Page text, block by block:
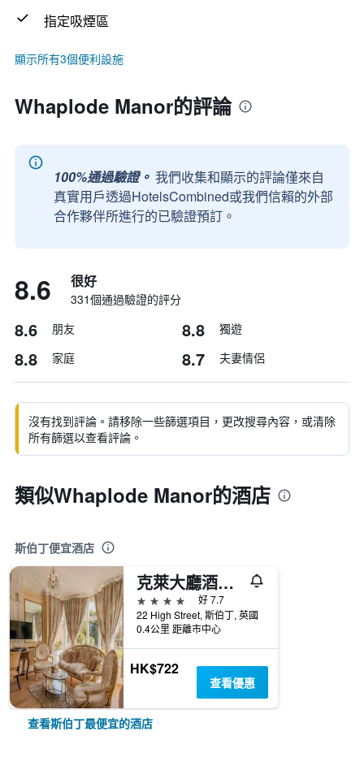
指定吸煙區
顯示所有3個便利設施
Whaplode Manor的評論
100%通過驗證。 我們收集和顯示的評論僅來自
真實用戶透過HotelsCombined或我們信賴的外部
合作夥伴所進行的已驗證預訂。
8.6 很好
331個通過驗證的評分
8.6 朋友 8.8 獨遊
8.8 家庭 8.7 夫妻情侶
沒有找到評論。請移除一些篩選項目，更改搜尋內容，或清除
所有篩選以查看評論。
類似Whaplode Manor的酒店
斯伯丁便宜酒店
克萊大廳酒店 - 斯伯丁
4星級
好 7.7
22 High Street, 斯伯丁, 英國
0.4公里 距離市中心
HK$722
查看優惠
查看斯伯丁最便宜的酒店